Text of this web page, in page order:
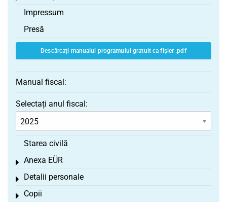
Impressum
Presă
Descărcați manualul programului gratuit ca fișier .pdf
Manual fiscal:
Selectați anul fiscal:
Starea civilă
Anexa EÜR
Toggle menu
Detalii personale
Toggle menu
Copii
Toggle menu